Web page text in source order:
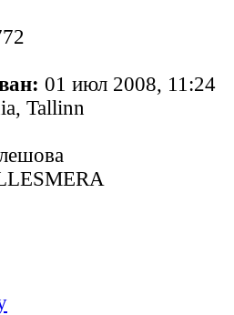
01 июл 2008, 11:24
Tallinn